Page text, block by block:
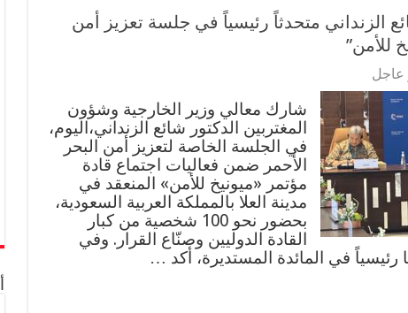
الزنداني متحدثاً رئيسياً في جلسة تعزيز أمن
للأمن”
عاجل
شارك معالي وزير الخارجية وشؤون
المغتربين الدكتور شائع الزنداني،اليوم،
في الجلسة الخاصة لتعزيز أمن البحر
الأحمر ضمن فعاليات اجتماع قادة
مؤتمر «ميونيخ للأمن» المنعقد في
مدينة العلا بالمملكة العربية السعودية،
بحضور نحو 100 شخصية من كبار
القادة الدوليين وصنّاع القرار. وفي
رئيسياً في المائدة المستديرة، أكد …